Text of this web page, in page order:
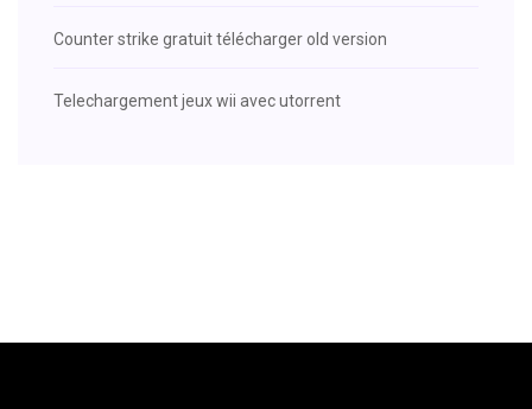
Counter strike gratuit télécharger old version
Telechargement jeux wii avec utorrent